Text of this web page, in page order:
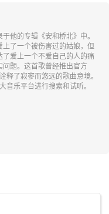
他的专辑《安和桥北》中。
了一个被伤害过的姑娘，但
爱上一个不爱自己的人的痛
题。这首歌曾经推出官方
释了寂寥而悠远的歌曲意境。
音乐平台进行搜索和试听。